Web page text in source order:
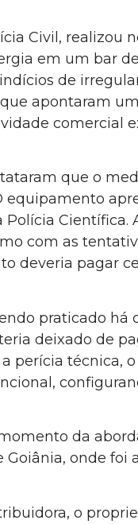
Civil, realizou
em um bar
de
apontaram
comercial
que o
Científica.
com as
deveria pagar
praticado há
deixado de
perícia técnica,
da
onde foi
o